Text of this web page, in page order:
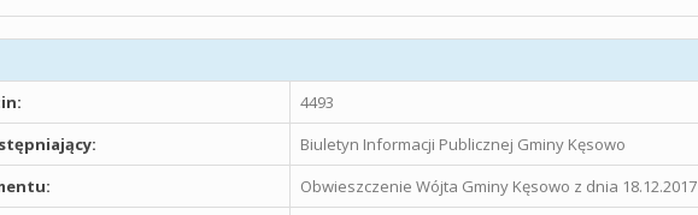
4493
Biuletyn Informacji Publicznej Gminy Kęsowo
Obwieszczenie Wójta Gminy Kęsowo z dnia 18.12.2017